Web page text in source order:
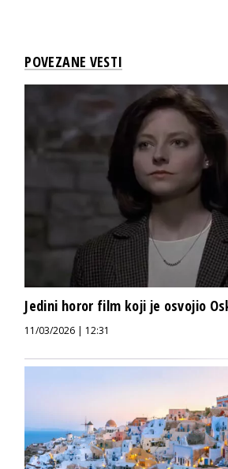
POVEZANE VESTI
Jedini horor film koji je osvojio
11/03/2026 | 12:31